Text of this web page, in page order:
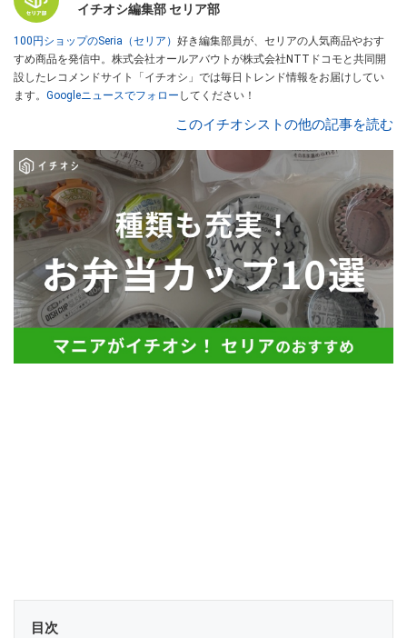
イチオシ編集部 セリア部
100円ショップのSeria（セリア） 好き編集部員が、セリアの人気商品やおす
すめ商品を発信中。株式会社オールアバウトが株式会社NTTドコモと共同開
設したレコメンドサイト「イチオシ」では毎日トレンド情報をお届けしてい
ます。 Googleニュースでフォロー してください！
このイチオシストの他の記事を読む
目次